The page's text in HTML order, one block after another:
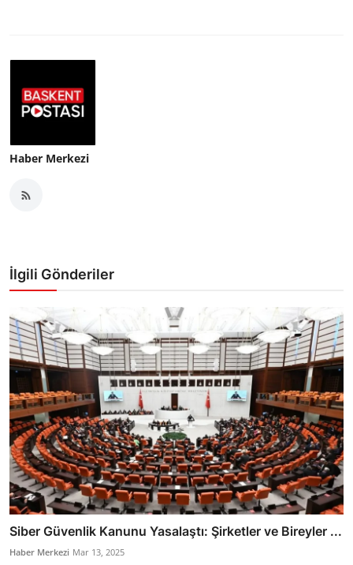
Haber Merkezi
İlgili Gönderiler
Siber Güvenlik Kanunu Yasalaştı: Şirketler ve Bireyler ...
Haber Merkezi Mar 13, 2025